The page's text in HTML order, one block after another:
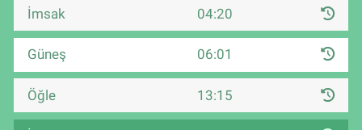
İmsak 04:20
Güneş 06:01
Öğle 13:15